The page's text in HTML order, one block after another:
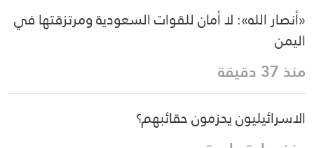
«أنصار الله»: لا أمان للقوات السعودية ومرتزقتها في
اليمن
منذ 37 دقيقة
الاسرائيليون يحزمون حقائبهم؟